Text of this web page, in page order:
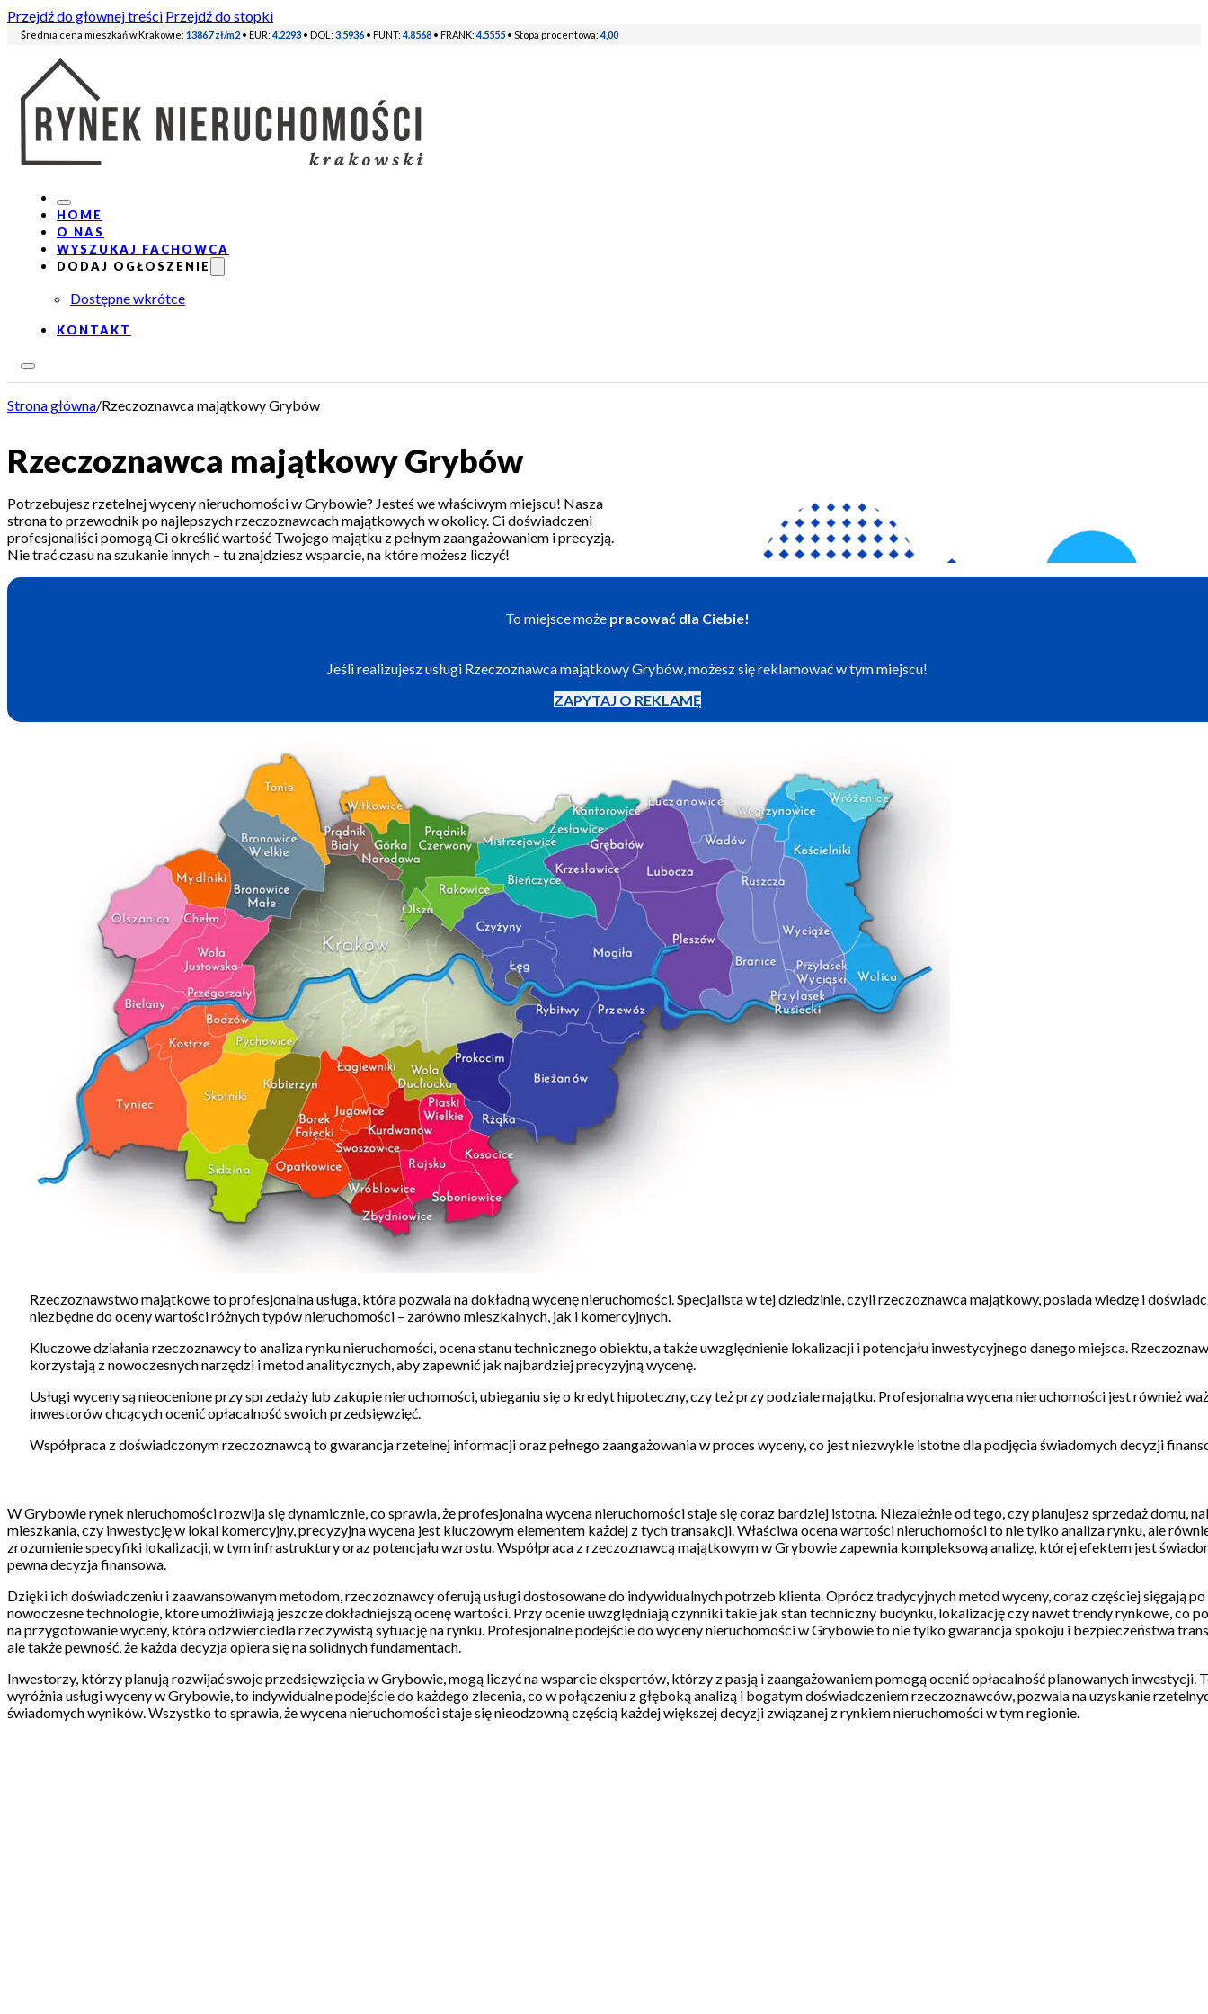
Przejdź do głównej treści Przejdź do stopki
Średnia cena mieszkań w Krakowie: 13867 zł/m2 • EUR: 4.2293 • DOL: 3.5936 • FUNT: 4.8568 • FRANK: 4.5555 • Stopa procentowa: 4,00
HOME
O NAS
WYSZUKAJ FACHOWCA
DODAJ OGŁOSZENIE
Dostępne wkrótce
KONTAKT
Strona główna/Rzeczoznawca majątkowy Grybów
Rzeczoznawca majątkowy Grybów
Potrzebujesz rzetelnej wyceny nieruchomości w Grybowie? Jesteś we właściwym miejscu! Nasza
strona to przewodnik po najlepszych rzeczoznawcach majątkowych w okolicy. Ci doświadczeni
profesjonaliści pomogą Ci określić wartość Twojego majątku z pełnym zaangażowaniem i precyzją.
Nie trać czasu na szukanie innych – tu znajdziesz wsparcie, na które możesz liczyć!
To miejsce może pracować dla Ciebie!
Jeśli realizujesz usługi Rzeczoznawca majątkowy Grybów, możesz się reklamować w tym miejscu!
ZAPYTAJ O REKLAMĘ
Rzeczoznawstwo majątkowe to profesjonalna usługa, która pozwala na dokładną wycenę nieruchomości. Specjalista w tej dziedzinie, czyli rzeczoznawca majątkowy, posiada wiedzę i
niezbędne do oceny wartości różnych typów nieruchomości – zarówno mieszkalnych, jak i komercyjnych.
Kluczowe działania rzeczoznawcy to analiza rynku nieruchomości, ocena stanu technicznego obiektu, a także uwzględnienie lokalizacji i potencjału inwestycyjnego danego miejsca.
korzystają z nowoczesnych narzędzi i metod analitycznych, aby zapewnić jak najbardziej precyzyjną wycenę.
Usługi wyceny są nieocenione przy sprzedaży lub zakupie nieruchomości, ubieganiu się o kredyt hipoteczny, czy też przy podziale majątku. Profesjonalna wycena nieruchomości jest również
inwestorów chcących ocenić opłacalność swoich przedsięwzięć.
Współpraca z doświadczonym rzeczoznawcą to gwarancja rzetelnej informacji oraz pełnego zaangażowania w proces wyceny, co jest niezwykle istotne dla podjęcia świadomych decyzji
W Grybowie rynek nieruchomości rozwija się dynamicznie, co sprawia, że profesjonalna wycena nieruchomości staje się coraz bardziej istotna. Niezależnie od tego, czy planujesz sprzedaż domu,
mieszkania, czy inwestycję w lokal komercyjny, precyzyjna wycena jest kluczowym elementem każdej z tych transakcji. Właściwa ocena wartości nieruchomości to nie tylko analiza rynku, ale
zrozumienie specyfiki lokalizacji, w tym infrastruktury oraz potencjału wzrostu. Współpraca z rzeczoznawcą majątkowym w Grybowie zapewnia kompleksową analizę, której efektem jest
pewna decyzja finansowa.
Dzięki ich doświadczeniu i zaawansowanym metodom, rzeczoznawcy oferują usługi dostosowane do indywidualnych potrzeb klienta. Oprócz tradycyjnych metod wyceny, coraz częściej sięgają po
nowoczesne technologie, które umożliwiają jeszcze dokładniejszą ocenę wartości. Przy ocenie uwzględniają czynniki takie jak stan techniczny budynku, lokalizację czy nawet trendy rynkowe, co
na przygotowanie wyceny, która odzwierciedla rzeczywistą sytuację na rynku. Profesjonalne podejście do wyceny nieruchomości w Grybowie to nie tylko gwarancja spokoju i bezpieczeństwa
ale także pewność, że każda decyzja opiera się na solidnych fundamentach.
Inwestorzy, którzy planują rozwijać swoje przedsięwzięcia w Grybowie, mogą liczyć na wsparcie ekspertów, którzy z pasją i zaangażowaniem pomogą ocenić opłacalność planowanych inwestycji.
wyróżnia usługi wyceny w Grybowie, to indywidualne podejście do każdego zlecenia, co w połączeniu z głęboką analizą i bogatym doświadczeniem rzeczoznawców, pozwala na uzyskanie
świadomych wyników. Wszystko to sprawia, że wycena nieruchomości staje się nieodzowną częścią każdej większej decyzji związanej z rynkiem nieruchomości w tym regionie.